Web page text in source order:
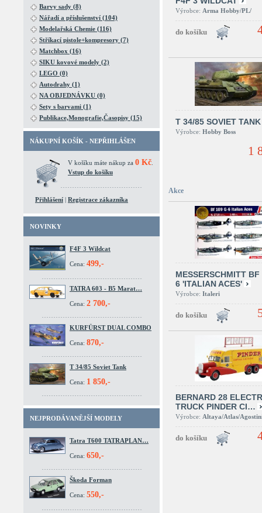
Barvy sady (8)
Nářadí a příslušenství (104)
Modelařská Chemie (116)
Stříkací pistole+kompresory (7)
Matchbox (16)
SIKU kovové modely (2)
LEGO (0)
Autodrahy (1)
NA OBJEDNÁVKU (0)
Sety s barvami (1)
Publikace,Monografie,Časopisy (15)
NÁKUPNÍ KOŠÍK - NEPŘIHLÁŠEN
V košíku máte nákup za 0 Kč
Vstup do košíku
Přihlášení | Registrace zákazníka
NOVINKY
F4F 3 Wildcat
Cena: 499,-
TATRA 603 - B5 Marat…
Cena: 2 700,-
KURFÜRST DUAL COMBO
Cena: 870,-
T 34/85 Soviet Tank
Cena: 1 850,-
NEJPRODÁVANĚJŠÍ MODELY
Tatra T600 TATRAPLAN…
Cena: 650,-
Škoda Forman
Cena: 550,-
Výrobce: Arma Hobby/PL/
T 34/85 SOVIET TANK
Výrobce: Hobby Boss
1
Akce
MESSERSCHMITT
6 'ITALIAN ACES'
Výrobce: Italeri
BERNARD 28
TRUCK PINDER CI…
Výrobce: Altaya/Atlas/